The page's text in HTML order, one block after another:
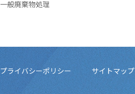
一般廃棄物処理
プライバシーポリシー サイトマップ